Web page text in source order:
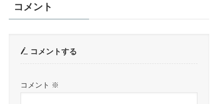
コメント
コメントする
コメント ※